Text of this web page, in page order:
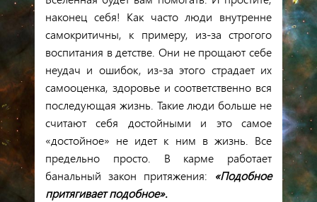
наконец себя! Как часто люди внутренне
самокритичны, к примеру, из-за строгого
воспитания в детстве. Они не прощают себе
неудач и ошибок, из-за этого страдает их
самооценка, здоровье и соответственно вся
последующая жизнь. Такие люди больше не
считают себя достойными и это самое
«достойное» не идет к ним в жизнь. Все
предельно просто. В карме работает
банальный закон притяжения: «Подобное
притягивает подобное».